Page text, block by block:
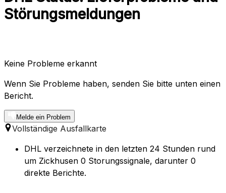
Störungsmeldungen
Keine Probleme erkannt
Wenn Sie Probleme haben, senden Sie bitte unten einen
Bericht.
Melde ein Problem
Vollständige Ausfallkarte
DHL verzeichnete in den letzten 24 Stunden rund
um Zickhusen 0 Storungssignale, darunter 0
direkte Berichte.